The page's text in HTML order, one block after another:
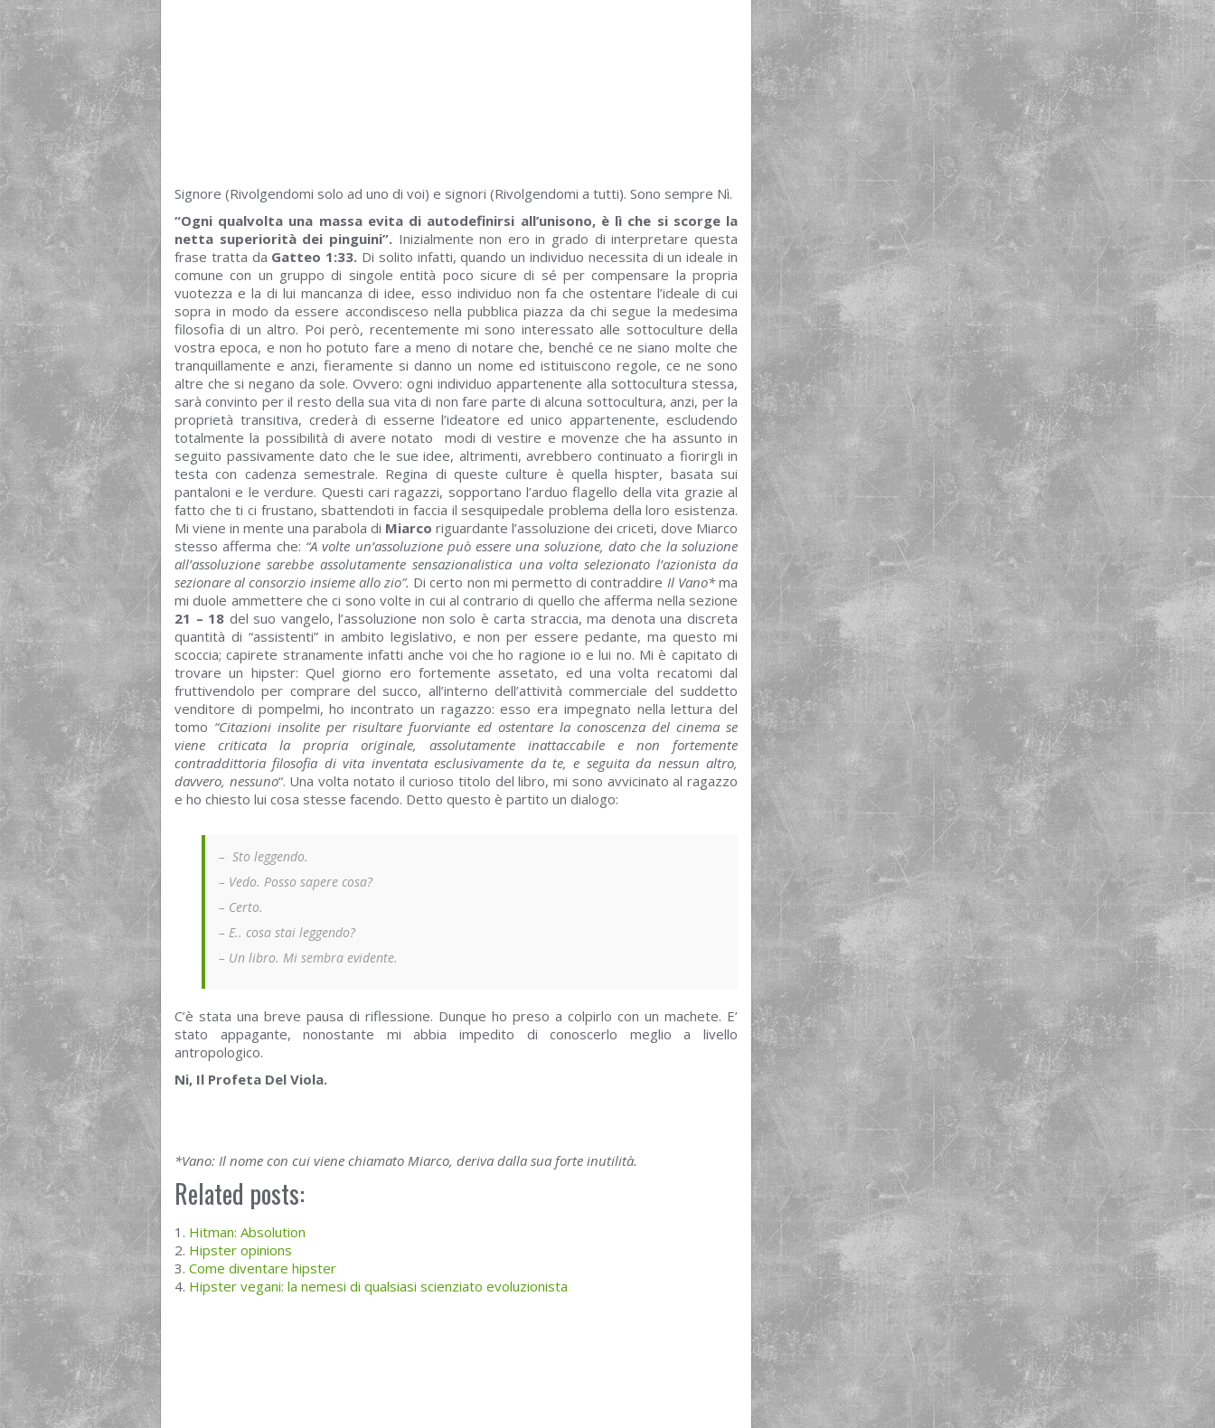
Signore (Rivolgendomi solo ad uno di voi) e signori (Rivolgendomi a tutti). Sono sempre Nì.
“Ogni qualvolta una massa evita di autodefinirsi all’unisono, è lì che si scorge la
netta superiorità dei pinguini”.Inizialmente non ero in grado di interpretare questa
frase tratta da Gatteo 1:33. Di solito infatti, quando un individuo necessita di un ideale in
comune con un gruppo di singole entità poco sicure di sé per compensare la propria
vuotezza e la di lui mancanza di idee, esso individuo non fa che ostentare l’ideale di cui
sopra in modo da essere accondisceso nella pubblica piazza da chi segue la medesima
filosofia di un altro. Poi però, recentemente mi sono interessato alle sottoculture della
vostra epoca, e non ho potuto fare a meno di notare che, benché ce ne siano molte che
tranquillamente e anzi, fieramente si danno un nome ed istituiscono regole, ce ne sono
altre che si negano da sole. Ovvero: ogni individuo appartenente alla sottocultura stessa,
sarà convinto per il resto della sua vita di non fare parte di alcuna sottocultura, anzi, per la
proprietà transitiva, crederà di esserne l’ideatore ed unico appartenente, escludendo
totalmente la possibilità di avere notato modi di vestire e movenze che ha assunto in
seguito passivamente dato che le sue idee, altrimenti, avrebbero continuato a fiorirgli in
testa con cadenza semestrale. Regina di queste culture è quella hispter, basata sui
pantaloni e le verdure. Questi cari ragazzi, sopportano l’arduo flagello della vita grazie al
fatto che ti ci frustano, sbattendoti in faccia il sesquipedale problema della loro esistenza.
Mi viene in mente una parabola di Miarco riguardante l’assoluzione dei criceti, dove Miarco
stesso afferma che: “A volte un’assoluzione può essere una soluzione, dato che la soluzione
all’assoluzione sarebbe assolutamente sensazionalistica una volta selezionato l’azionista da
sezionare al consorzio insieme allo zio”. Di certo non mi permetto di contraddire Il Vano*ma
mi duole ammettere che ci sono volte in cui al contrario di quello che afferma nella sezione
21 – 18 del suo vangelo, l’assoluzione non solo è carta straccia, ma denota una discreta
quantità di “assistenti” in ambito legislativo, e non per essere pedante, ma questo mi
scoccia; capirete stranamente infatti anche voi che ho ragione io e lui no. Mi è capitato di
trovare un hipster: Quel giorno ero fortemente assetato, ed una volta recatomi dal
fruttivendolo per comprare del succo, all’interno dell’attività commerciale del suddetto
venditore di pompelmi, ho incontrato un ragazzo: esso era impegnato nella lettura del
tomo “Citazioni insolite per risultare fuorviante ed ostentare la conoscenza del cinema se
viene criticata la propria originale, assolutamente inattaccabile e non fortemente
contraddittoria filosofia di vita inventata esclusivamente da te, e seguita da nessun altro,
davvero, nessuno“. Una volta notato il curioso titolo del libro, mi sono avvicinato al ragazzo
e ho chiesto lui cosa stesse facendo. Detto questo è partito un dialogo:
– Sto leggendo.
– Vedo. Posso sapere cosa?
– Certo.
– E.. cosa stai leggendo?
– Un libro. Mi sembra evidente.
C’è stata una breve pausa di riflessione. Dunque ho preso a colpirlo con un machete. E’
stato appagante, nonostante mi abbia impedito di conoscerlo meglio a livello
antropologico.
Ni, Il Profeta Del Viola.
*Vano: Il nome con cui viene chiamato Miarco, deriva dalla sua forte inutilità.
Related posts:
Hitman: Absolution
Hipster opinions
Come diventare hipster
Hipster vegani: la nemesi di qualsiasi scienziato evoluzionista